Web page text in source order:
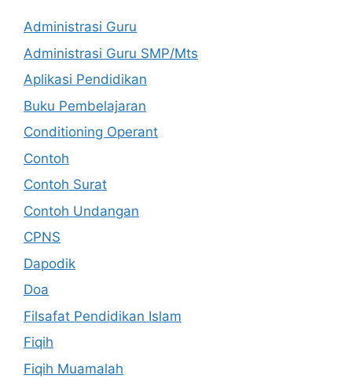
Administrasi Guru
Administrasi Guru SMP/Mts
Aplikasi Pendidikan
Buku Pembelajaran
Conditioning Operant
Contoh
Contoh Surat
Contoh Undangan
CPNS
Dapodik
Doa
Filsafat Pendidikan Islam
Fiqih
Fiqih Muamalah